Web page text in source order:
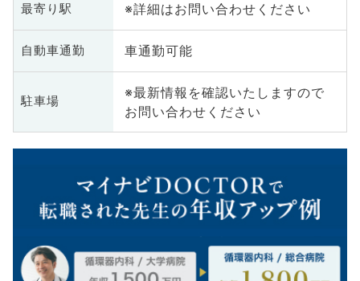
最寄り駅 ※詳細はお問い合わせください
自動車通勤 車通勤可能
駐車場
※最新情報を確認いたしますので
お問い合わせください